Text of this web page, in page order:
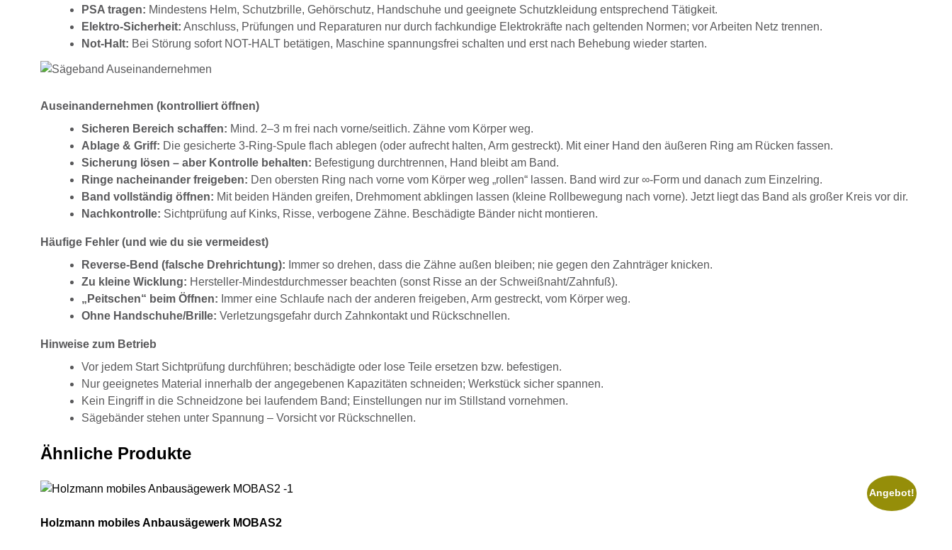
PSA tragen: Mindestens Helm, Schutzbrille, Gehörschutz, Handschuhe und geeignete Schutzkleidung entsprechend Tätigkeit.
Elektro-Sicherheit: Anschluss, Prüfungen und Reparaturen nur durch fachkundige Elektrokräfte nach geltenden Normen; vor Arbeiten Netz trennen.
Not-Halt: Bei Störung sofort NOT-HALT betätigen, Maschine spannungsfrei schalten und erst nach Behebung wieder starten.
Auseinandernehmen (kontrolliert öffnen)
Sicheren Bereich schaffen: Mind. 2–3 m frei nach vorne/seitlich. Zähne vom Körper weg.
Ablage & Griff: Die gesicherte 3-Ring-Spule flach ablegen (oder aufrecht halten, Arm gestreckt). Mit einer Hand den äußeren Ring am Rücken fassen.
Sicherung lösen – aber Kontrolle behalten: Befestigung durchtrennen, Hand bleibt am Band.
Ringe nacheinander freigeben: Den obersten Ring nach vorne vom Körper weg „rollen“ lassen. Band wird zur ∞-Form und danach zum Einzelring.
Band vollständig öffnen: Mit beiden Händen greifen, Drehmoment abklingen lassen (kleine Rollbewegung nach vorne). Jetzt liegt das Band als großer Kreis vor dir.
Nachkontrolle: Sichtprüfung auf Kinks, Risse, verbogene Zähne. Beschädigte Bänder nicht montieren.
Häufige Fehler (und wie du sie vermeidest)
Reverse-Bend (falsche Drehrichtung): Immer so drehen, dass die Zähne außen bleiben; nie gegen den Zahnträger knicken.
Zu kleine Wicklung: Hersteller-Mindestdurchmesser beachten (sonst Risse an der Schweißnaht/Zahnfuß).
„Peitschen“ beim Öffnen: Immer eine Schlaufe nach der anderen freigeben, Arm gestreckt, vom Körper weg.
Ohne Handschuhe/Brille: Verletzungsgefahr durch Zahnkontakt und Rückschnellen.
Hinweise zum Betrieb
Vor jedem Start Sichtprüfung durchführen; beschädigte oder lose Teile ersetzen bzw. befestigen.
Nur geeignetes Material innerhalb der angegebenen Kapazitäten schneiden; Werkstück sicher spannen.
Kein Eingriff in die Schneidzone bei laufendem Band; Einstellungen nur im Stillstand vornehmen.
Sägebänder stehen unter Spannung – Vorsicht vor Rückschnellen.
Ähnliche Produkte
Angebot!
Holzmann mobiles Anbausägewerk MOBAS2
Holzmann mobiles Anbausägewerk MOBAS2